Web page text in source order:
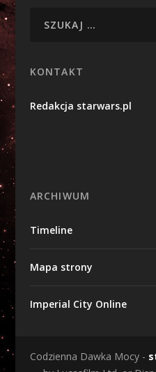
KONTAKT
Redakcja starwars.pl
ARCHIWUM
Timeline
Mapa strony
Imperial City Online
Codzienna Dawka Mocy -